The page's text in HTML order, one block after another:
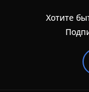
Хотите